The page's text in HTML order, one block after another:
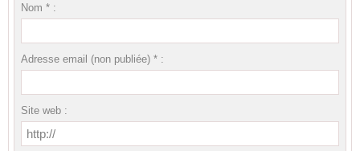
Nom * :
Adresse email (non publiée) * :
Site web :